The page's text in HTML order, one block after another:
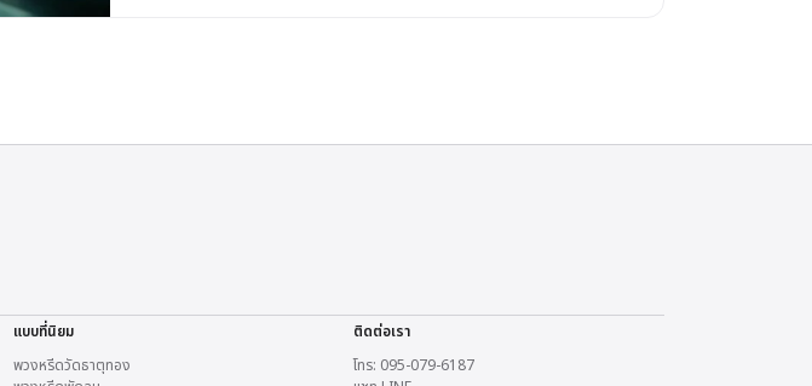
แบบที่นิยม
พวงหรีดวัดธาตุทอง
ติดต่อเรา
โทร: 095-079-6187